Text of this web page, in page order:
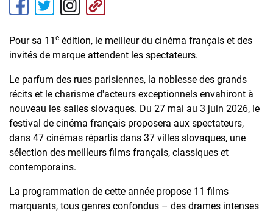
Pour sa 11 e édition, le meilleur du cinéma français et des
invités de marque attendent les spectateurs.
Le parfum des rues parisiennes, la noblesse des grands
récits et le charisme d'acteurs exceptionnels envahiront à
nouveau les salles slovaques. Du 27 mai au 3 juin 2026, le
festival de cinéma français proposera aux spectateurs,
dans 47 cinémas répartis dans 37 villes slovaques, une
sélection des meilleurs films français, classiques et
contemporains.
La programmation de cette année propose 11 films
marquants, tous genres confondus – des drames intenses